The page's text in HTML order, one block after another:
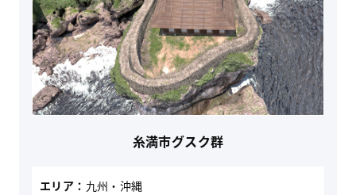
糸満市グスク群
エリア： 九州・沖縄